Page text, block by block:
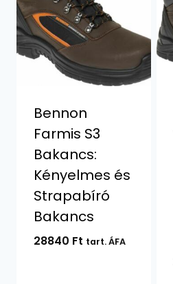
Bennon
Farmis S3
Bakancs:
Kényelmes és
Strapabíró
Bakancs
28840 Ft tart. ÁFA